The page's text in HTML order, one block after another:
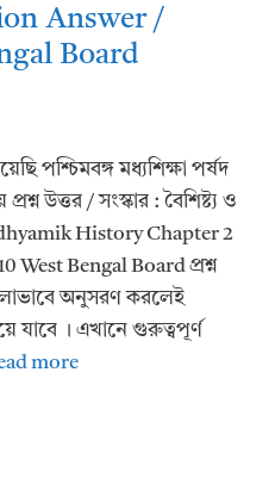
Answer /
Board
পশ্চিমবঙ্গ মধ্যশিক্ষা পর্ষদ
উত্তর / সংস্কার : বৈশিষ্ট্য ও
History Chapter 2
West Bengal Board প্রশ্ন
অনুসরণ করলেই
যাবে । এখানে গুরুত্বপূর্ণ
more